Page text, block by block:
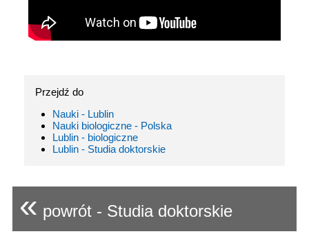
Przejdź do
Nauki - Lublin
Nauki biologiczne - Polska
Lublin - biologiczne
Lublin - Studia doktorskie
« powrót - Studia doktorskie